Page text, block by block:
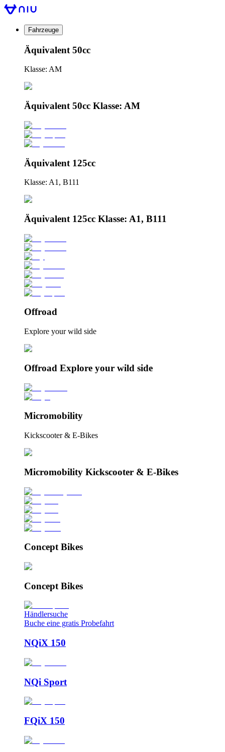
Fahrzeuge
Äquivalent 50cc
Klasse: AM
Äquivalent 50cc Klasse: AM
Äquivalent 125cc
Klasse: A1, B111
Äquivalent 125cc Klasse: A1, B111
Offroad
Explore your wild side
Offroad Explore your wild side
Micromobility
Kickscooter & E-Bikes
Micromobility Kickscooter & E-Bikes
Concept Bikes
Concept Bikes
Händlersuche
Buche eine gratis Probefahrt
NQiX 150
NQi Sport
FQiX 150